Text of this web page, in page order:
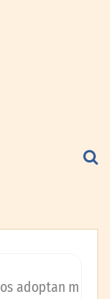
adoptan m